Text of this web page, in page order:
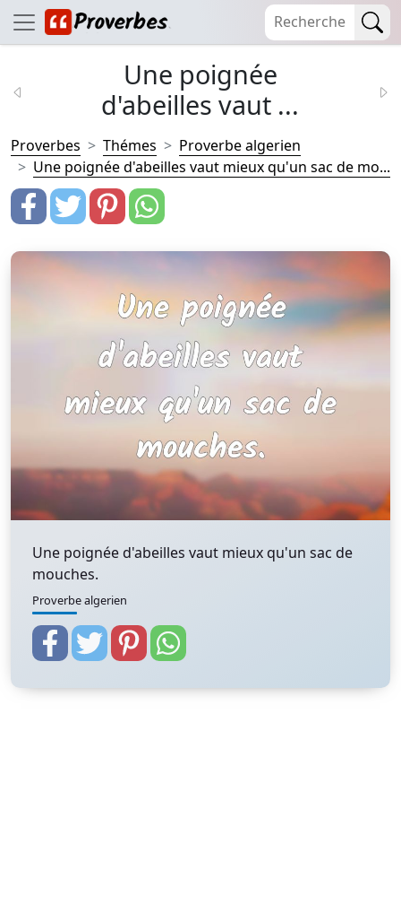
Une poignée
d'abeilles vaut ...
Proverbes Thémes
Proverbe algerien
Une poignée d'abeilles vaut mieux qu'un sac de mo...
Une poignée d'abeilles vaut mieux qu'un sac de
mouches.
Proverbe algerien